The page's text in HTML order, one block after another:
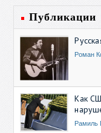
Публикации
Роман
Как
Рамиль